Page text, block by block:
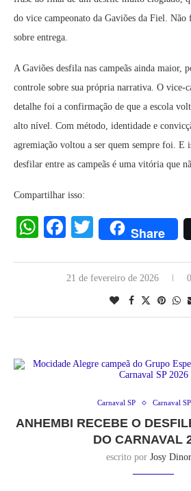
do vice campeonato da Gaviões da Fiel.
sobre entrega.
A Gaviões desfila nas campeãs ainda maior,
controle sobre sua própria narrativa. O vice-
detalhe foi a confirmação de que a escola
alto nível. Com método, identidade e
agremiação voltou a ser quem sempre foi. E
desfilar entre as campeãs é uma vitória que
Compartilhar isso:
WhatsApp
Facebook
Twitter
Share
21 de fevereiro de 2026
Carnaval SP Carnaval
ANHEMBI RECEBE O
DO CARNAVAL
escrito por Josy